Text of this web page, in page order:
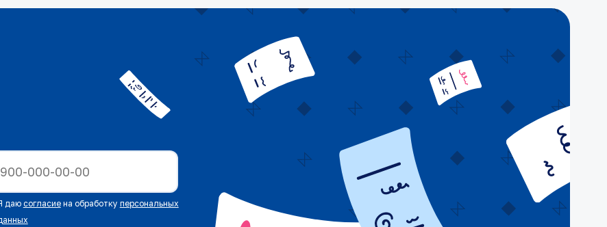
даю согласие на обработку персональных